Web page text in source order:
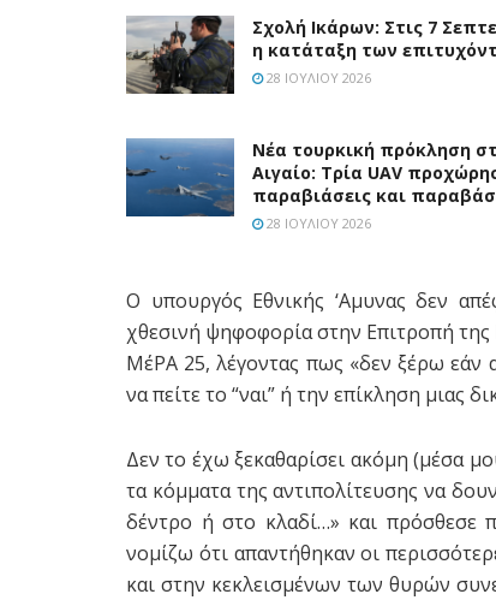
Σχολή Ικάρων: Στις 7
η κατάταξη των
28 ΙΟΥΛΊΟΥ 2026
Νέα τουρκική πρόκληση
Αιγαίο: Τρία UAV
παραβιάσεις και
28 ΙΟΥΛΊΟΥ 2026
Ο υπουργός Εθνικής ‘Αμυνας δεν
χθεσινή ψηφοφορία στην Επιτροπή
ΜέΡΑ 25, λέγοντας πως «δεν ξέρω εάν
να πείτε το “ναι” ή την επίκληση μιας
Δεν το έχω ξεκαθαρίσει ακόμη (μέσα
τα κόμματα της αντιπολίτευσης να
δέντρο ή στο κλαδί…» και πρόσθεσε
νομίζω ότι απαντήθηκαν οι
και στην κεκλεισμένων των θυρών